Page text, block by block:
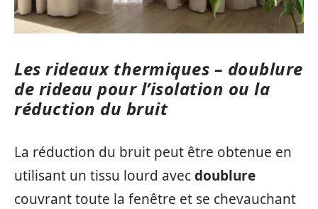
Les rideaux thermiques – doublure
de rideau pour l’isolation ou la
réduction du bruit
La réduction du bruit peut être obtenue en
utilisant un tissu lourd avecdoublure
couvrant toute la fenêtre et se chevauchant